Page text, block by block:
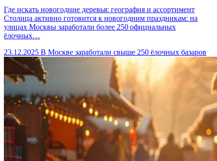
Где искать новогодние деревья: география и ассортимент
Столица активно готовится к новогодним праздникам: на
улицах Москвы заработали более 250 официальных
ёлочных…
23.12.2025 В Москве заработали свыше 250 ёлочных базаров